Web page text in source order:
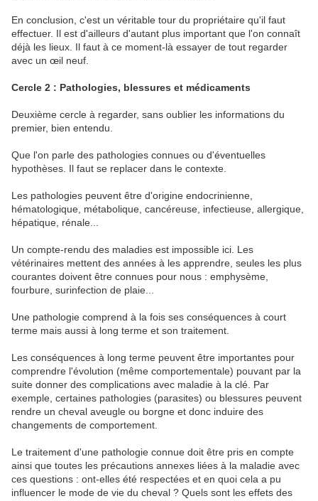
En conclusion, c'est un véritable tour du propriétaire qu'il faut
effectuer. Il est d'ailleurs d'autant plus important que l'on connaît
déjà les lieux. Il faut à ce moment-là essayer de tout regarder
avec un œil neuf.
Cercle 2 : Pathologies, blessures et médicaments
Deuxième cercle à regarder, sans oublier les informations du
premier, bien entendu.
Que l'on parle des pathologies connues ou d'éventuelles
hypothèses. Il faut se replacer dans le contexte.
Les pathologies peuvent être d'origine endocrinienne,
hématologique, métabolique, cancéreuse, infectieuse, allergique,
hépatique, rénale...
Un compte-rendu des maladies est impossible ici. Les
vétérinaires mettent des années à les apprendre, seules les plus
courantes doivent être connues pour nous : emphysème,
fourbure, surinfection de plaie...
Une pathologie comprend à la fois ses conséquences à court
terme mais aussi à long terme et son traitement.
Les conséquences à long terme peuvent être importantes pour
comprendre l'évolution (même comportementale) pouvant par la
suite donner des complications avec maladie à la clé. Par
exemple, certaines pathologies (parasites) ou blessures peuvent
rendre un cheval aveugle ou borgne et donc induire des
changements de comportement.
Le traitement d'une pathologie connue doit être pris en compte
ainsi que toutes les précautions annexes liées à la maladie avec
ces questions : ont-elles été respectées et en quoi cela a pu
influencer le mode de vie du cheval ? Quels sont les effets des